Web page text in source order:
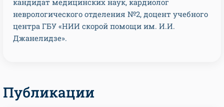
кандидат медицинских наук, кардиолог
неврологического отделения №2, доцент учебного
центра ГБУ «НИИ скорой помощи им. И.И.
Джанелидзе».
Публикации